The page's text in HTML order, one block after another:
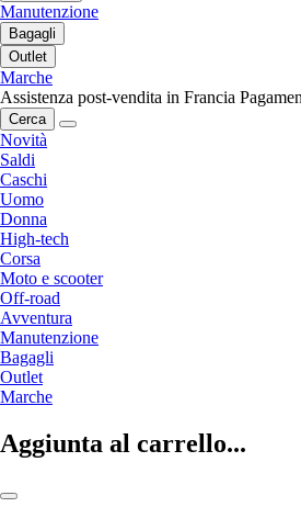
Manutenzione
Bagagli
Outlet
Marche
Assistenza post-vendita in Francia
Cerca
Novità
Saldi
Caschi
Uomo
Donna
High-tech
Corsa
Moto e scooter
Off-road
Avventura
Manutenzione
Bagagli
Outlet
Marche
Aggiunta al carrello...